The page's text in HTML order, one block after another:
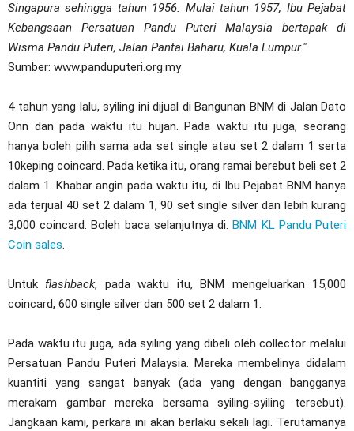
Singapura sehingga tahun 1956. Mulai tahun 1957, Ibu Pejabat
Kebangsaan Persatuan Pandu Puteri Malaysia bertapak di
Wisma Pandu Puteri, Jalan Pantai Baharu, Kuala Lumpur."
Sumber: www.panduputeri.org.my
4 tahun yang lalu, syiling ini dijual di Bangunan BNM di Jalan Dato
Onn dan pada waktu itu hujan. Pada waktu itu juga, seorang
hanya boleh pilih sama ada set single atau set 2 dalam 1 serta
10keping coincard. Pada ketika itu, orang ramai berebut beli set 2
dalam 1. Khabar angin pada waktu itu, di Ibu Pejabat BNM hanya
ada terjual 40 set 2 dalam 1, 90 set single silver dan lebih kurang
3,000 coincard. Boleh baca selanjutnya di:BNM KL Pandu Puteri
Coin sales.
Untuk flashback, pada waktu itu, BNM mengeluarkan 15,000
coincard, 600 single silver dan 500 set 2 dalam 1.
Pada waktu itu juga, ada syiling yang dibeli oleh collector melalui
Persatuan Pandu Puteri Malaysia. Mereka membelinya didalam
kuantiti yang sangat banyak (ada yang dengan bangganya
merakam gambar mereka bersama syiling-syiling tersebut).
Jangkaan kami, perkara ini akan berlaku sekali lagi. Terutamanya